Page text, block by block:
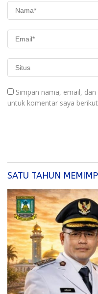
Simpan nama, email,
untuk komentar saya
SATU TAHUN